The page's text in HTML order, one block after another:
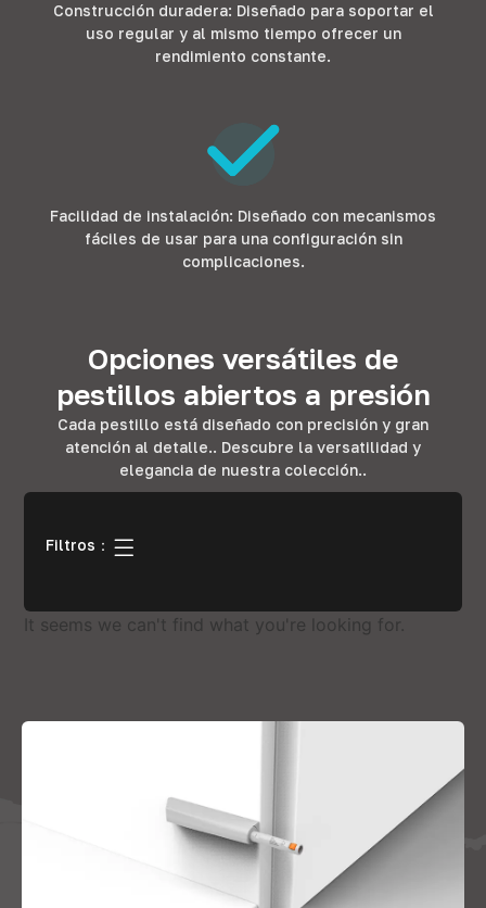
Construcción duradera: Diseñado para soportar el
uso regular y al mismo tiempo ofrecer un
rendimiento constante.
Facilidad de instalación: Diseñado con mecanismos
fáciles de usar para una configuración sin
complicaciones.
Opciones versátiles de
pestillos abiertos a presión
Cada pestillo está diseñado con precisión y gran
atención al detalle.. Descubre la versatilidad y
elegancia de nuestra colección..
Filtros：
It seems we can't find what you're looking for